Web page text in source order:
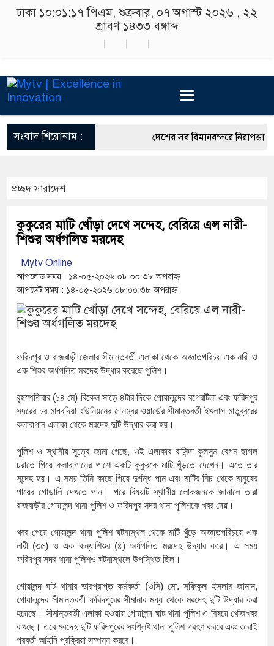
ঢাকা ১০:০১:১৭ পিএম, শুক্রবার, ০৭ অগাস্ট ২০২৬ , ২২
শ্রাবণ ১৪৩৩ বঙ্গাব্দ
সংবাদ শিরোনাম : দেশের সব বিমানবন্দরে নিরাপত্তা
কর্মসূচীর শুভসূচনা।
বিক্রিতে নিষেধাজ্ঞা
অত্যাচারের ছবি যেন আর তুলতে
যৌনকর্মীর দালাল চরিত্রে
সারজিস-পাটোয়ারীসহ ১০ জনের
গুলশান থেকে সাবেক মন্ত্রী লতিফ
‘স্কুটি নাকি গোল্ড?’
ফ্রিডম ব্র্যান্ড, বাড়ল ক্যাম্পেইনের
সংবিধান অনুযায়ী যথাসময়ে রাষ্ট্রপতি
১৫২২ পুলিশ সদস্যকে চাকরিতে
খিলক্ষেত থানা বিএনপির যুগ্ম
দেশের ৬ অঞ্চলে ঝড়ের আভাস
সার্ককে আরও গতিশীল করতে চায়
প্রেমের সম্পর্ক ছিন্ন না করায় মা-
প্রচ্ছদ সারাদেশ
কুকুরের মাটি খোঁড়া দেখে সন্দেহ, বেরিয়ে এল নারী-
শিশুর অর্ধগলিত মরদেহ
Mytv Online
আপলোড সময় : ১৪-০৫-২০২৬ ০৮:০০:৩৮ অপরাহ্ন
আপডেট সময় : ১৪-০৫-২০২৬ ০৮:০০:৩৮ অপরাহ্ন
ফরিদপুর ও রাজবাড়ী জেলার সীমান্তবর্তী এলাকা থেকে অজ্ঞাতপরিচয় এক নারী ও
এক শিশুর অর্ধগলিত মরদেহ উদ্ধার করেছে পুলিশ।
বৃহস্পতিবার(১৪ মে) বিকেল সাড়ে ৪টার দিকে গোয়ালন্দের বগেরটিলা এবং ফরিদপুর
সদরের চর মাধবদিয়া ইউনিয়নের ৫ নম্বর ওয়ার্ডের সীমান্তবর্তী ইখলাস মাতুব্বরের
কলাবাগান এলাকা থেকে মরদেহ দুটি উদ্ধার করা হয়।
পুলিশ ও স্থানীয় সূত্রে জানা গেছে, ‌ ওই এলাকার বাসিন্দা কুলসুম বেগম ছাগল
চরাতে গিয়ে কলাবাগানের পাশে একটি কুকুরকে মাটি খুঁড়তে দেখেন। এতে তার
সন্দেহ হয়। এ সময় তিনি কাছে গিয়ে দুর্গন্ধ পান এবং মাটির নিচ থেকে মানুষের
পায়ের গোড়ালি দেখতে পান। পরে বিষয়টি স্থানীয় লোকজনকে জানালে তারা
রাজবাড়ীর গোয়ালন্দ থানা পুলিশ ও ফরিদপুর সদর থানা পুলিশকে খবর দেয়।
খবর পেয়ে গোয়ালন্দ থানা পুলিশ ঘটনাস্থল থেকে মাটি খুঁড়ে অজ্ঞাতপরিচয়ে এক
নারী (৩৫) ও এক কন্যাশিশুর(৪)অর্ধগলিত মরদেহ উদ্ধার করে। এ সময়
ফরিদপুর সদর থানা পুলিশও ঘটনাস্থলে উপস্থিত ছিল।
গোয়ালন্দ ঘাট থানার ভারপ্রাপ্ত কর্মকর্তা (ওসি)মো.সফিকুল ইসলাম জানান,
গোয়ালন্দের সীমান্তবর্তী ফরিদপুরের সীমানার মধ্য থেকে মরদেহ দুটি উদ্ধার করা
হয়েছে। সীমান্তবর্তী এলাকা হওয়ায় গোয়ালন্দ ঘাট থানা পুলিশ এ বিষয়ে খোঁজখবর
রাখছে। তবে মরদেহ দুটি ফরিদপুরের সংশ্লিষ্ট থানা পুলিশ গ্রহণ করবে এবং তারাই
পরবর্তী আইনি প্রক্রিয়া সম্পন্ন করবে।